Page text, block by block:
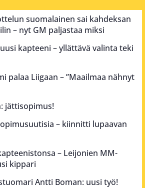
suomalainen sai kahdeksan
– nyt GM paljastaa miksi
kapteeni – yllättävä valinta teki
palaa Liigaan – ”Maailmaa nähnyt
jättisopimus!
– kiinnitti lupaavan
– Leijonien MM-
kippari
Antti Boman: uusi työ!